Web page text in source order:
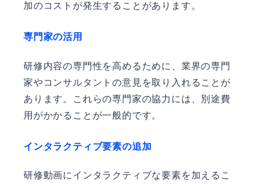
加のコストが発生することがあります。
専門家の活用
研修内容の専門性を高めるために、業界の専門
家やコンサルタントの意見を取り入れることが
あります。これらの専門家の協力には、別途費
用がかかることが一般的です。
インタラクティブ要素の追加
研修動画にインタラクティブな要素を加えるこ